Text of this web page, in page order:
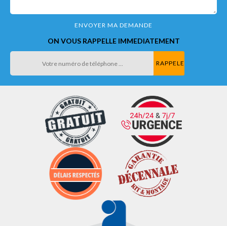
ON VOUS RAPPELLE IMMEDIATEMENT